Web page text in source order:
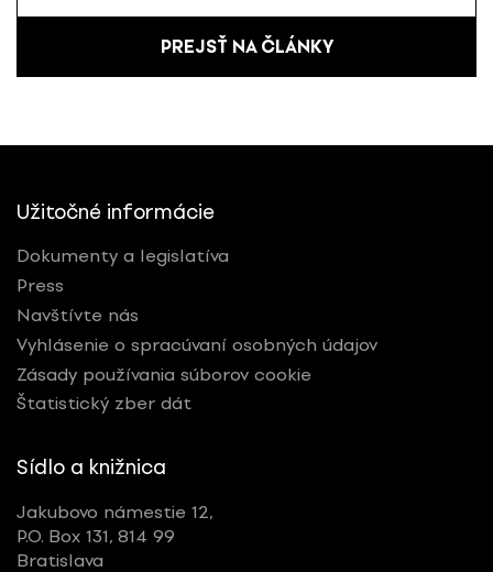
PREJSŤ NA ČLÁNKY
Užitočné informácie
Dokumenty a legislatíva
Press
Navštívte nás
Vyhlásenie o spracúvaní osobných údajov
Zásady používania súborov cookie
Štatistický zber dát
Sídlo a knižnica
Jakubovo námestie 12,
P.O. Box 131, 814 99
Bratislava